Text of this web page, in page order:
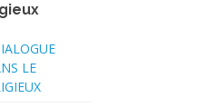
LE